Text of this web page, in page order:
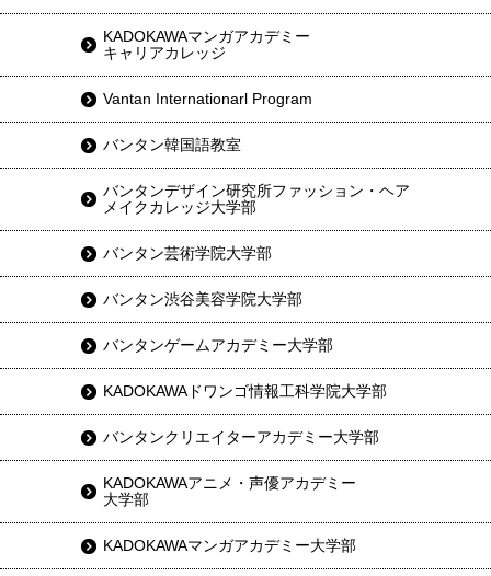
KADOKAWAマンガアカデミー
キャリアカレッジ
Vantan Internationarl Program
バンタン韓国語教室
バンタンデザイン研究所ファッション・ヘア
メイクカレッジ大学部
バンタン芸術学院大学部
バンタン渋谷美容学院大学部
バンタンゲームアカデミー大学部
KADOKAWAドワンゴ情報工科学院大学部
バンタンクリエイターアカデミー大学部
KADOKAWAアニメ・声優アカデミー
大学部
KADOKAWAマンガアカデミー大学部